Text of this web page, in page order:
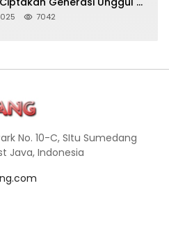
7042
No. 10-C, SItu Sumedang
Java, Indonesia